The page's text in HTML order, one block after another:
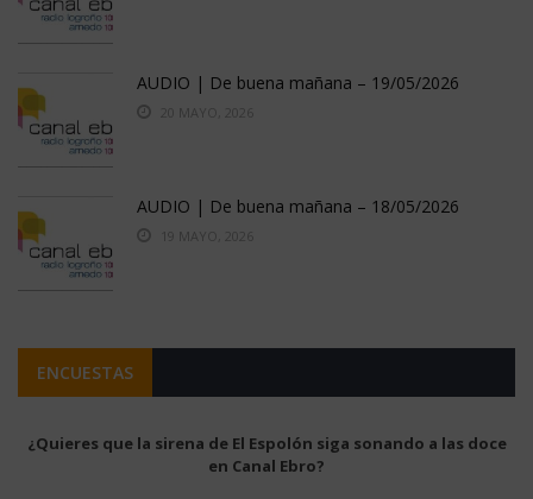
AUDIO | De buena mañana – 19/05/2026
20 MAYO, 2026
AUDIO | De buena mañana – 18/05/2026
19 MAYO, 2026
ENCUESTAS
¿Quieres que la sirena de El Espolón siga sonando a las doce
en Canal Ebro?